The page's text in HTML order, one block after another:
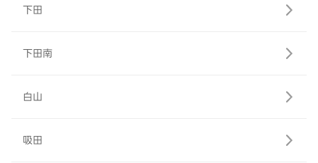
下田
下田南
白山
吸田